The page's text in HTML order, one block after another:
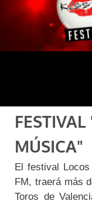
MÚSICA"
El festival
FM, traerá más
Toros de